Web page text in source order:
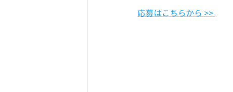
応募はこちらから >>